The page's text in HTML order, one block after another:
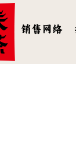
销售网络